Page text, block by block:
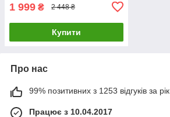
1 999 ₴ 2 448 ₴
Купити
Про нас
99% позитивних з 1253 відгуків за рік
Працює з 10.04.2017